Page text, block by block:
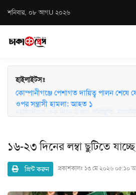
শনিবার, ০৮ আগU ২০২৬
হাইলাইটসঃ
কোম্পানীগঞ্জে পেশাগত দায়িত্ব পালন শেষে
ওপর সন্ত্রাসী হামলা: আহত ১
১৬-২৩ দিনের লম্বা ছুটিতে যাচ্ছে
প্রিন্ট করুন প্রকাশকালঃ ১৩ মে ২০২৬ ০৫:১০